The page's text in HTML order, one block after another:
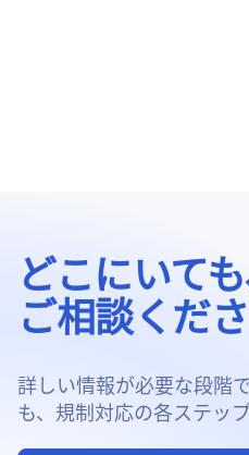
どこにいても
ご相談くださ
詳しい情報が必要な段階
も、規制対応の各ステッ